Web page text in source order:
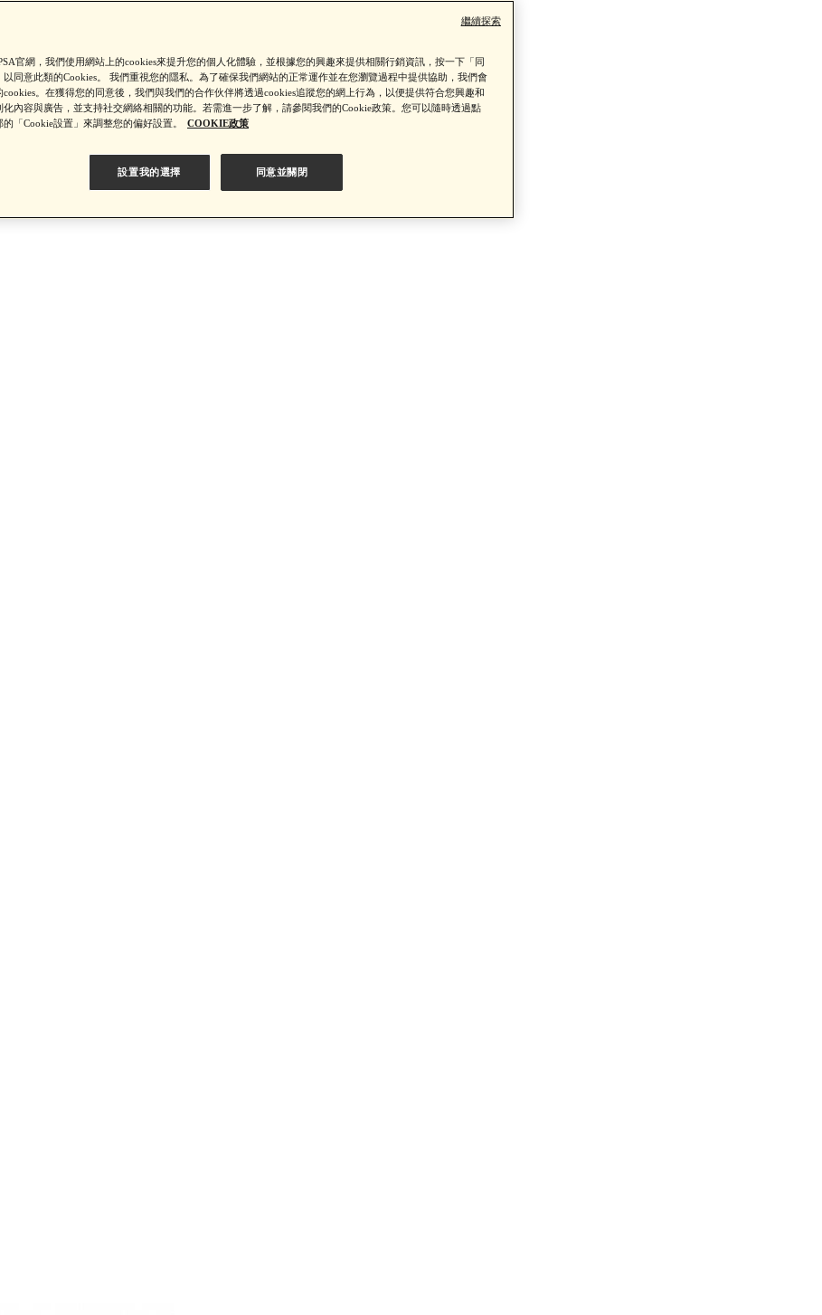
IPSA 無法驗證非官方通路銷售之品牌商品的真實性，也無法協助此類商品的售後服務
官網，我們使用網站上的cookies來提升您的個人化體驗，並根據您的興趣來提供相關行銷資訊，按一下「同
以同意此類的Cookies。 我們重視您的隱私。為了確保我們網站的正常運作並在您瀏覽過程中提供協助，我們會
cookies。在獲得您的同意後，我們與我們的合作伙伴將透過cookies追蹤您的網上行為，以便提供符合您興趣和
化內容與廣告，並支持社交網絡相關的功能。若需進一步了解，請參閱我們的Cookie政策。您可以隨時透過點
「Cookie設置」來調整您的偏好設置。
COOKIE政策
設置我的選擇 同意並關閉
繼續探索